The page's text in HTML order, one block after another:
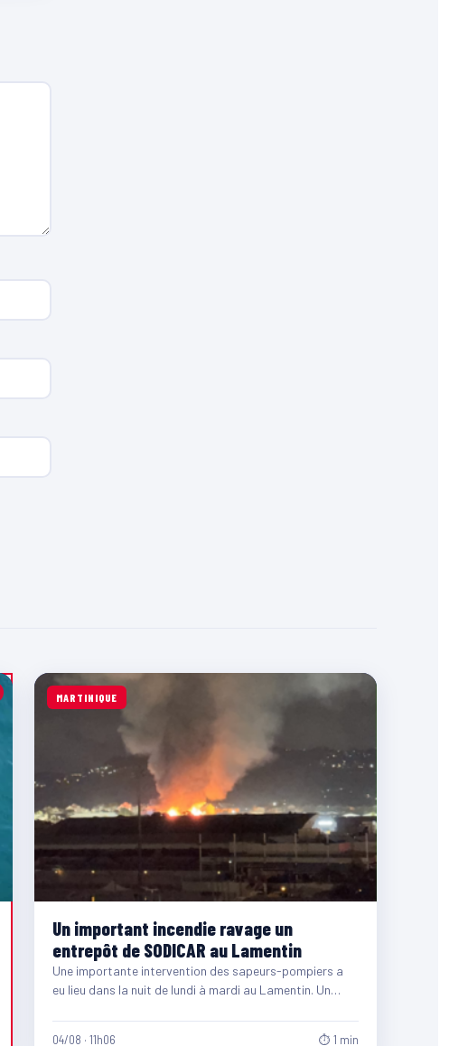
MARTINIQUE
Un important incendie ravage un
entrepôt de SODICAR au Lamentin
Une importante intervention des sapeurs-pompiers a
eu lieu dans la nuit de lundi à mardi au Lamentin. Un…
04/08 · 11h06 ⏱ 1 min